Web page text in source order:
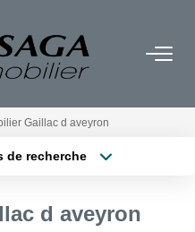
Gaillac d aveyron
de recherche
d aveyron